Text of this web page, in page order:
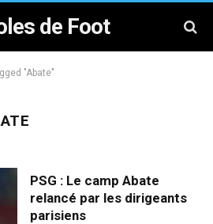
de Foot
"Abate"
PSG : Le camp Abate
relancé par les dirigeants
parisiens